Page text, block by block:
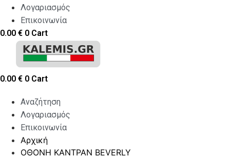
Λογαριασμός
Επικοινωνία
0.00 € 0 Cart
0.00 € 0 Cart
Αναζήτηση
Λογαριασμός
Επικοινωνία
Αρχική
ΟΘΟΝΗ ΚΑΝΤΡΑΝ BEVERLY